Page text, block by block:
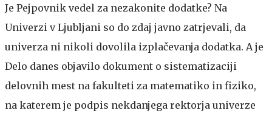
Je Pejpovnik vedel za nezakonite dodatke? Na
Univerzi v Ljubljani so do zdaj javno zatrjevali, da
univerza ni nikoli dovolila izplačevanja dodatka. A je
Delo danes objavilo dokument o sistematizaciji
delovnih mest na fakulteti za matematiko in fiziko,
na katerem je podpis nekdanjega rektorja univerze